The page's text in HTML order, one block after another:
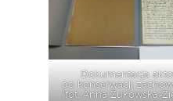
Dokumentacja
po konserwacji
(fot. Anna Żukowska-